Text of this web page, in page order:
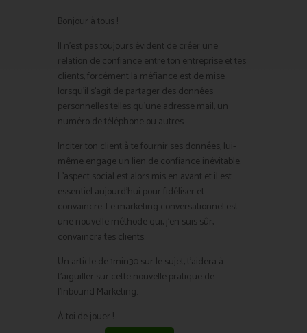
Bonjour à tous !
Il n’est pas toujours évident de créer une
relation de confiance entre ton entreprise et tes
clients, forcément la méfiance est de mise
lorsqu’il s’agit de partager des données
personnelles telles qu’une adresse mail, un
numéro de téléphone ou autres…
Inciter ton client à te fournir ses données, lui-
même engage un lien de confiance inévitable.
L’aspect social est alors mis en avant et il est
essentiel aujourd’hui pour fidéliser et
convaincre. Le marketing conversationnel est
une nouvelle méthode qui, j’en suis sûr,
convaincra tes clients.
Un article de 1min30 sur le sujet, t’aidera à
t’aiguiller sur cette nouvelle pratique de
l’Inbound Marketing.
À toi de jouer !